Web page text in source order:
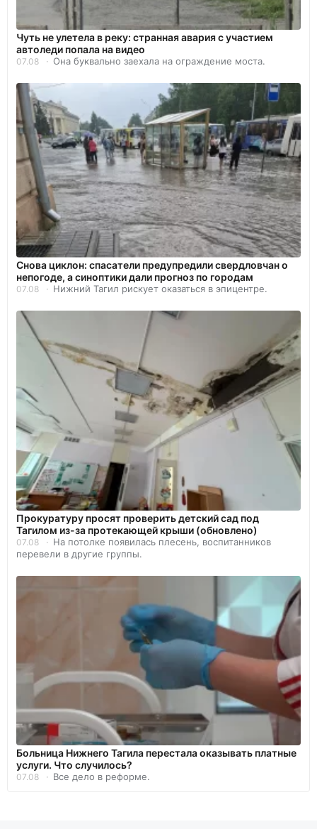
Чуть не улетела в реку: странная авария с участием
автоледи попала на видео
07.08 Она буквально заехала на ограждение моста.
Снова циклон: спасатели предупредили свердловчан о
непогоде, а синоптики дали прогноз по городам
07.08 Нижний Тагил рискует оказаться в эпицентре.
Прокуратуру просят проверить детский сад под
Тагилом из-за протекающей крыши (обновлено)
07.08
На потолке появилась плесень, воспитанников
перевели в другие группы.
Больница Нижнего Тагила перестала оказывать платные
услуги. Что случилось?
07.08 Все дело в реформе.